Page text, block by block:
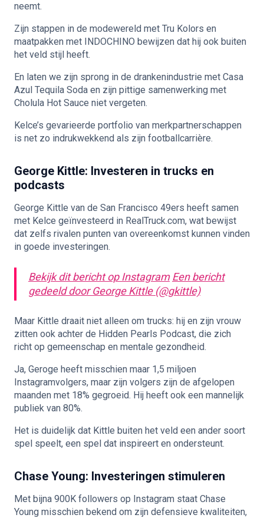
neemt.
Zijn stappen in de modewereld met Tru Kolors en
maatpakken met INDOCHINO bewijzen dat hij ook buiten
het veld stijl heeft.
En laten we zijn sprong in de drankenindustrie met Casa
Azul Tequila Soda en zijn pittige samenwerking met
Cholula Hot Sauce niet vergeten.
Kelce’s gevarieerde portfolio van merkpartnerschappen
is net zo indrukwekkend als zijn footballcarrière.
George Kittle: Investeren in trucks en
podcasts
George Kittle van de San Francisco 49ers heeft samen
met Kelce geïnvesteerd in RealTruck.com, wat bewijst
dat zelfs rivalen punten van overeenkomst kunnen vinden
in goede investeringen.
Bekijk dit bericht op Instagram Een bericht
gedeeld door George Kittle (@gkittle)
Maar Kittle draait niet alleen om trucks: hij en zijn vrouw
zitten ook achter de Hidden Pearls Podcast, die zich
richt op gemeenschap en mentale gezondheid.
Ja, Geroge heeft misschien maar 1,5 miljoen
Instagramvolgers, maar zijn volgers zijn de afgelopen
maanden met 18% gegroeid. Hij heeft ook een mannelijk
publiek van 80%.
Het is duidelijk dat Kittle buiten het veld een ander soort
spel speelt, een spel dat inspireert en ondersteunt.
Chase Young: Investeringen stimuleren
Met bijna 900K followers op Instagram staat Chase
Young misschien bekend om zijn defensieve kwaliteiten,